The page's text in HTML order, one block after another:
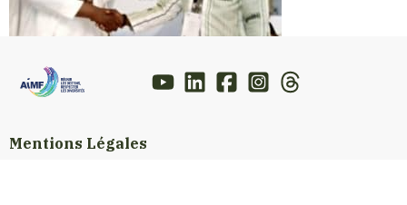
Mentions Légales